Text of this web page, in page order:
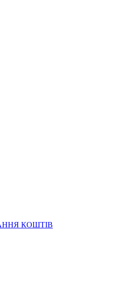
КОШТІВ